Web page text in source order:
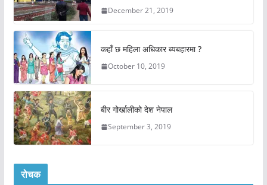
December 21, 2019
कहाँ छ महिला अधिकार ब्यबहारमा ?
October 10, 2019
बीर गोर्खालीको देश नेपाल
September 3, 2019
रोचक